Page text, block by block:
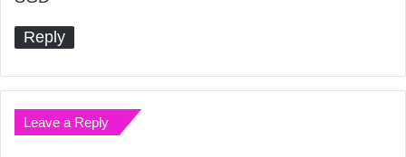
Reply
Leave a Reply